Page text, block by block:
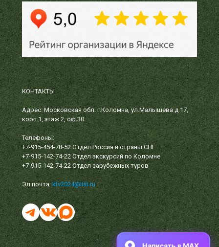
КОНТАКТЫ
Адрес: Московская обл. г.Коломна, ул.Малышева д.17,
корп.1, этаж 2, оф.30
Телефоны:
+7-915-454-78-52 Отдел Россия и страны СНГ
+7-915-142-74-22Отдел экскурсий по Коломне
+7-915-142-74-22 Отдел зарубежных туров
Эл.почта: ktv2024@list.ru